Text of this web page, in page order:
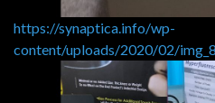
https://synaptica.info/wp-
content/uploads/2020/02/